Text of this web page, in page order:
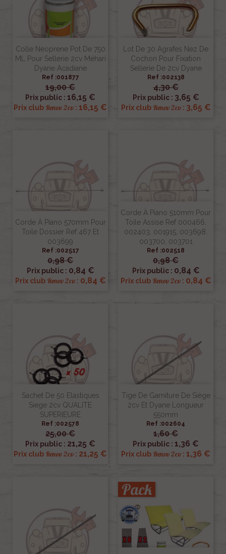
Colle Neoprene Pot De 750
ML Pour Sellerie 2cv Méhari
Dyane Acadiane
Ref :001877
19,00 €
Prix public : 16,15 €
Prix club Renov 2cv : 16,15 €
Lot De 30 Agrafes Nez De
Cochon Pour Fixation
Sellerie De 2cv Dyane
Ref :002138
4,30 €
Prix public : 3,65 €
Prix club Renov 2cv: 3,65 €
Corde À Piano 570mm Pour
Toile Dossier Ref 467 Et
003699
Ref :002517
0,98 €
Prix public : 0,84 €
Prix club Renov 2cv: 0,84 €
Corde À Piano 510mm Pour
Toile Assise Ref 000466,
002403, 001915, 003698,
003700, 003701
Ref :002518
0,98 €
Prix public : 0,84 €
Prix club Renov 2cv: 0,84 €
Sachet De 50 Elastiques
Siege 2cv QUALITE
SUPERIEURE
Ref :002578
25,00 €
Prix public : 21,25 €
Prix club Renov 2cv : 21,25 €
Tige De Garniture De Siège
2cv Et Dyane Longueur
550mm
Ref :002604
1,60 €
Prix public : 1,36 €
Prix club Renov 2cv : 1,36 €
Pack